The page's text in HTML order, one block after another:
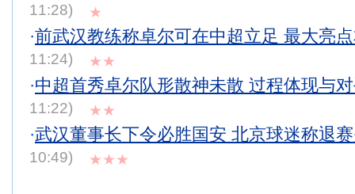
11:28)
★
·前武汉教练称卓尔可在中超立足 最大亮
11:24)
★★
·中超首秀卓尔队形散神未散 过程体现与
11:22)
★★
·武汉董事长下令必胜国安 北京球迷称退
10:49)
★★★